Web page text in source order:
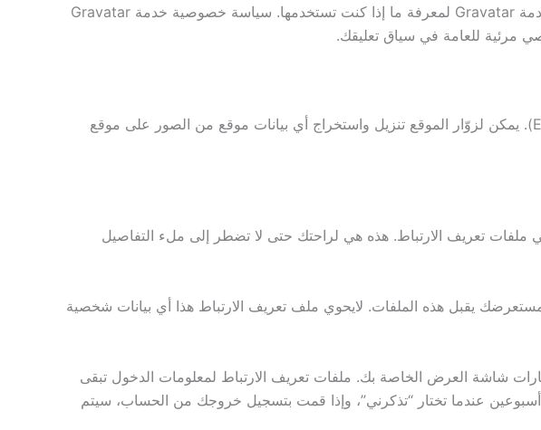
قد يتم توفير سلسلة مجهولة المصدر تم إنشاؤها من عنوان بريدك الإلكتروني (وتسمى أيضًا hash) إلى خدمة Gravatar لمعرفة ما إذا كنت تستخدمها. سياسة خصوصية خدمة Gravatar
إذا قمت بتحميل الصور إلى موقع الويب، ينبغي تجنب تحميل الصور مع بيانات الموقع المضمنة (EXIF GPS). يمكن لزوّار الموقع تنزيل واستخراج أي بيانات موقع من الصور على موقع
ملفات تعريف الارتباط. هذه هي لراحتك حتى لا تضطر إلى ملء التفاصيل
يقبل هذه الملفات. لايحوي ملف تعريف الارتباط هذا أي بيانات شخصية
شاشة العرض الخاصة بك. ملفات تعريف الارتباط لمعلومات الدخول تبقى
عندما تختار “تذكرني”، وإذا قمت بتسجيل خروجك من الحساب، سيتم